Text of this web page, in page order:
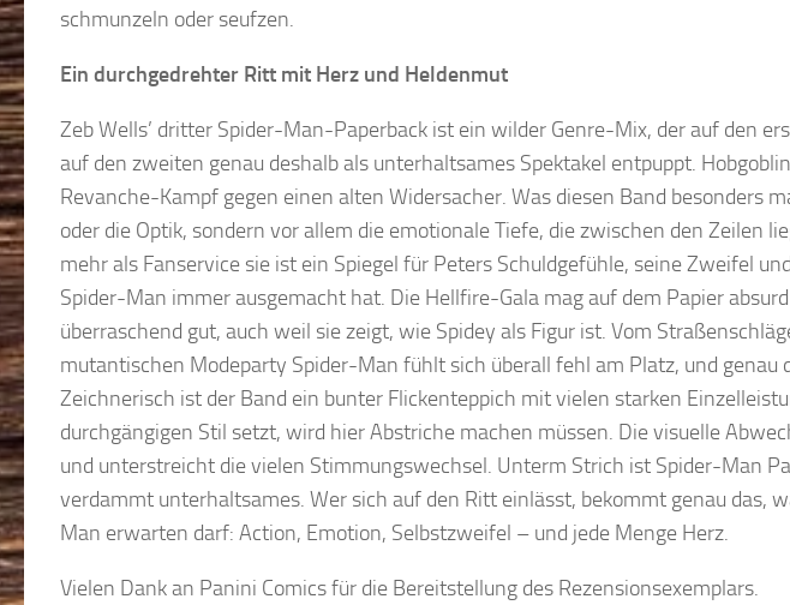
schmunzeln oder seufzen.
Ein durchgedrehter Ritt mit Herz und Heldenmut
Zeb Wells’ dritter Spider-Man-Paperback ist ein wilder Genre-Mix, der auf den
auf den zweiten genau deshalb als unterhaltsames Spektakel entpuppt.
Revanche-Kampf gegen einen alten Widersacher. Was diesen Band besonders
oder die Optik, sondern vor allem die emotionale Tiefe, die zwischen den Zeilen
mehr als Fanservice sie ist ein Spiegel für Peters Schuldgefühle, seine Zweifel
Spider-Man immer ausgemacht hat. Die Hellfire-Gala mag auf dem Papier
überraschend gut, auch weil sie zeigt, wie Spidey als Figur ist. Vom
mutantischen Modeparty Spider-Man fühlt sich überall fehl am Platz, und genau
Zeichnerisch ist der Band ein bunter Flickenteppich mit vielen starken
durchgängigen Stil setzt, wird hier Abstriche machen müssen. Die visuelle
und unterstreicht die vielen Stimmungswechsel. Unterm Strich ist Spider-Man
verdammt unterhaltsames. Wer sich auf den Ritt einlässt, bekommt genau das,
Man erwarten darf: Action, Emotion, Selbstzweifel – und jede Menge Herz.
Vielen Dank an Panini Comics für die Bereitstellung des Rezensionsexemplars.